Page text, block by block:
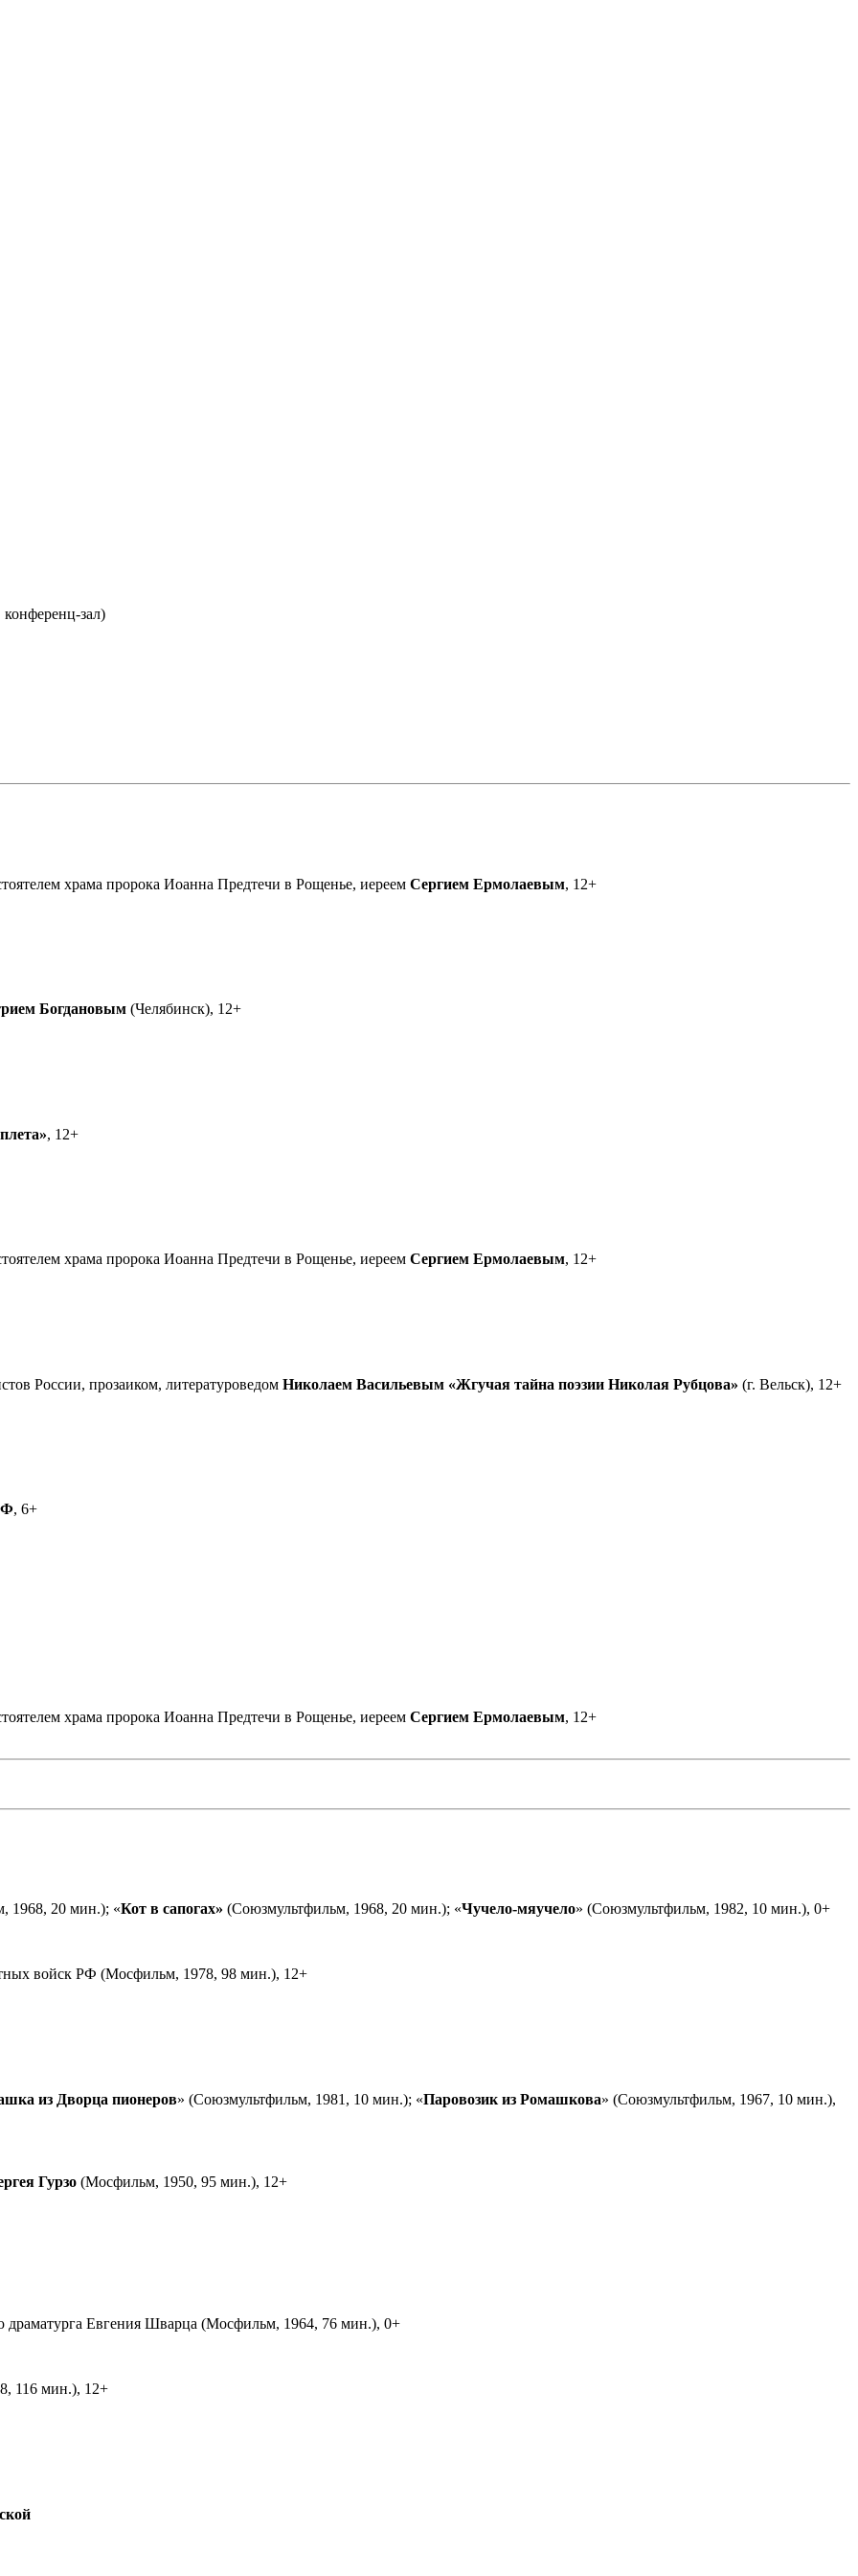
зал)
храма пророка Иоанна Предтечи в Рощенье, иереем Сергием Ермолаевым, 12+
Богдановым (Челябинск), 12+
, 12+
храма пророка Иоанна Предтечи в Рощенье, иереем Сергием Ермолаевым, 12+
России, прозаиком, литературоведом Николаем Васильевым «Жгучая тайна поэзии Николая Рубцова» (г. Вельск), 12+
, 6+
храма пророка Иоанна Предтечи в Рощенье, иереем Сергием Ермолаевым, 12+
1968, 20 мин.); «Кот в сапогах» (Союзмультфильм, 1968, 20 мин.); «Чучело-мяучело» (Союзмультфильм, 1982, 10 мин.), 0+
войск РФ (Мосфильм, 1978, 98 мин.), 12+
из Дворца пионеров» (Союзмультфильм, 1981, 10 мин.); «Паровозик из Ромашкова» (Союзмультфильм, 1967, 10 мин.),
Гурзо (Мосфильм, 1950, 95 мин.), 12+
драматурга Евгения Шварца (Мосфильм, 1964, 76 мин.), 0+
116 мин.), 12+